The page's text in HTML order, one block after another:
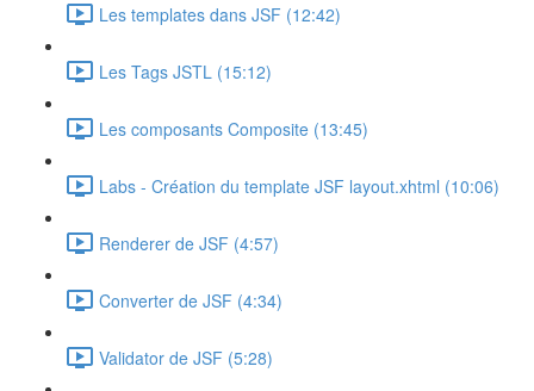
Les templates dans JSF (12:42)
Les Tags JSTL (15:12)
Les composants Composite (13:45)
Labs - Création du template JSF layout.xhtml (10:06)
Renderer de JSF (4:57)
Converter de JSF (4:34)
Validator de JSF (5:28)